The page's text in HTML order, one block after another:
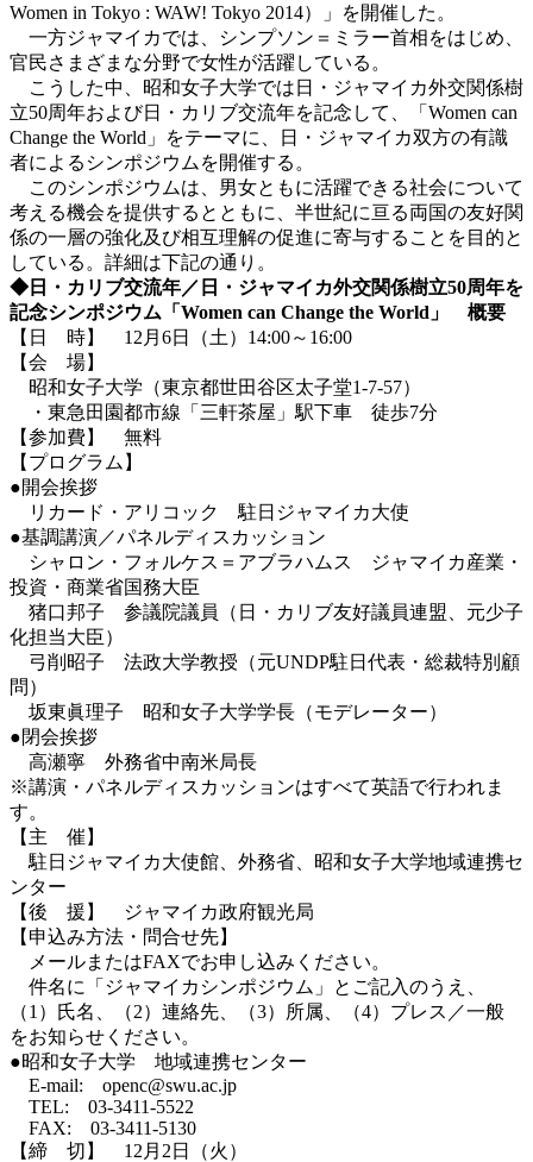
Women in Tokyo : WAW! Tokyo 2014）」を開催した。
一方ジャマイカでは、シンプソン＝ミラー首相をはじめ、
官民さまざまな分野で女性が活躍している。
こうした中、昭和女子大学では日・ジャマイカ外交関係樹
立50周年および日・カリブ交流年を記念して、「Women can
Change the World」をテーマに、日・ジャマイカ双方の有識
者によるシンポジウムを開催する。
このシンポジウムは、男女ともに活躍できる社会について
考える機会を提供するとともに、半世紀に亘る両国の友好関
係の一層の強化及び相互理解の促進に寄与することを目的と
している。詳細は下記の通り。
◆日・カリブ交流年／日・ジャマイカ外交関係樹立50周年を
記念シンポジウム「Women can Change the World」 概要
【日 時】 12月6日（土）14:00～16:00
【会 場】
昭和女子大学（東京都世田谷区太子堂1-7-57）
・東急田園都市線「三軒茶屋」駅下車 徒歩7分
【参加費】 無料
【プログラム】
●開会挨拶
リカード・アリコック 駐日ジャマイカ大使
●基調講演／パネルディスカッション
シャロン・フォルケス＝アブラハムス ジャマイカ産業・
投資・商業省国務大臣
猪口邦子 参議院議員（日・カリブ友好議員連盟、元少子
化担当大臣）
弓削昭子 法政大学教授（元UNDP駐日代表・総裁特別顧
問）
坂東眞理子 昭和女子大学学長（モデレーター）
●閉会挨拶
高瀬寧 外務省中南米局長
※講演・パネルディスカッションはすべて英語で行われま
す。
【主 催】
駐日ジャマイカ大使館、外務省、昭和女子大学地域連携セ
ンター
【後 援】 ジャマイカ政府観光局
【申込み方法・問合せ先】
メールまたはFAXでお申し込みください。
件名に「ジャマイカシンポジウム」とご記入のうえ、
（1）氏名、（2）連絡先、（3）所属、（4）プレス／一般
をお知らせください。
●昭和女子大学 地域連携センター
E-mail: openc@swu.ac.jp
TEL: 03-3411-5522
FAX: 03-3411-5130
【締 切】 12月2日（火）